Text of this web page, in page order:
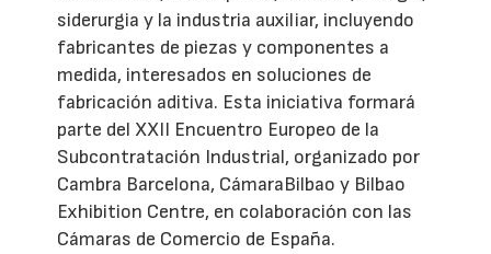
siderurgia y la industria auxiliar, incluyendo
fabricantes de piezas y componentes a
medida, interesados en soluciones de
fabricación aditiva. Esta iniciativa formará
parte del XXII Encuentro Europeo de la
Subcontratación Industrial, organizado por
Cambra Barcelona, CámaraBilbao y Bilbao
Exhibition Centre, en colaboración con las
Cámaras de Comercio de España.